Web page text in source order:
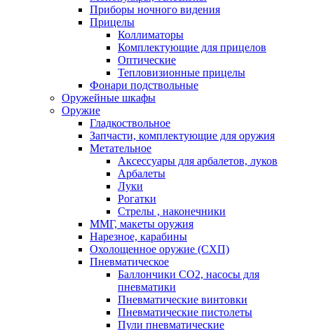
Приборы ночного видения
Прицелы
Коллиматоры
Комплектующие для прицелов
Оптические
Тепловизионные прицелы
Фонари подствольные
Оружейные шкафы
Оружие
Гладкоствольное
Запчасти, комплектующие для оружия
Метательное
Аксессуары для арбалетов, луков
Арбалеты
Луки
Рогатки
Стрелы , наконечники
ММГ, макеты оружия
Нарезное, карабины
Охолощенное оружие (СХП)
Пневматическое
Баллончики СО2, насосы для
пневматики
Пневматические винтовки
Пневматические пистолеты
Пули пневматические